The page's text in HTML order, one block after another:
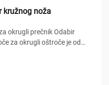
kružnog noža
okrugli prečnik Odabir
za okrugli oštroče je od
okruglog oštrica